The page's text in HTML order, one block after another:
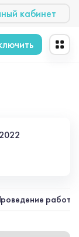
кабинет
2022
работ